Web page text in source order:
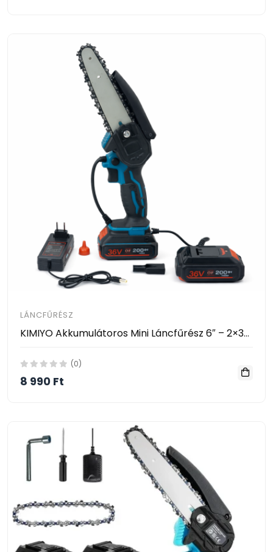
LÁNCFŰRÉSZ
KIMIYO Akkumulátoros Mini Láncfűrész 6″ – 2×36V Akkuval (CH23-48)
(0)
8 990 Ft